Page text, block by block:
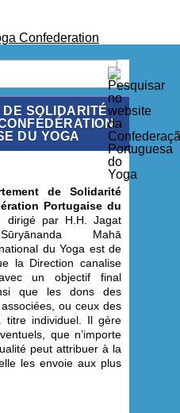
SOLIDARITÉ
DU YOGA
de Solidarité
Portugaise du
dirigé parH.H. Jagat
Mahā
du Yoga est de
la Direction canalise
un objectif final
que les dons des
ou ceux des
titre individuel. Il gère
que n’importe
peut attribuer à la
les envoie aux plus